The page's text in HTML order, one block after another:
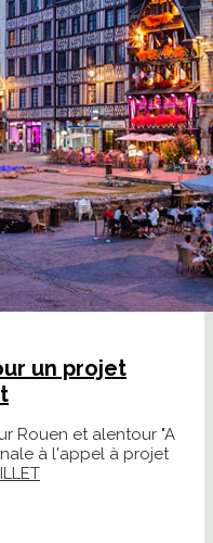
un projet
Rouen et alentour "A
à l'appel à projet